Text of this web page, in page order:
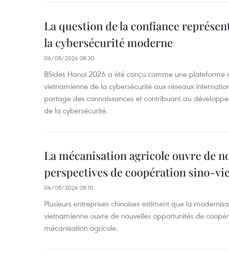
La question de la confiance
la cybersécurité moderne
06/08/2026 08:30
BSides Hanoi 2026 a été conçu comme une
vietnamienne de la cybersécurité aux réseaux
partage des connaissances et contribuant au
de la cybersécurité.
La mécanisation agricole ouvre de
perspectives de coopération sino-
06/08/2026 08:10
Plusieurs entreprises chinoises estiment que la
vietnamienne ouvre de nouvelles opportunités de
mécanisation agricole.